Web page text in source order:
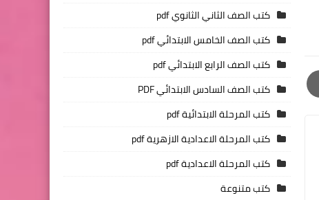
كتب الصف الثاني الثانوي pdf
كتب الصف الخامس الابتدائي pdf
كتب الصف الرابع الابتدائي pdf
كتب الصف السادس الابتدائي PDF
كتب المرحلة الابتدائية pdf
كتب المرحلة الاعدادية الازهرية pdf
كتب المرحلة الاعدادية pdf
كتب متنوعة